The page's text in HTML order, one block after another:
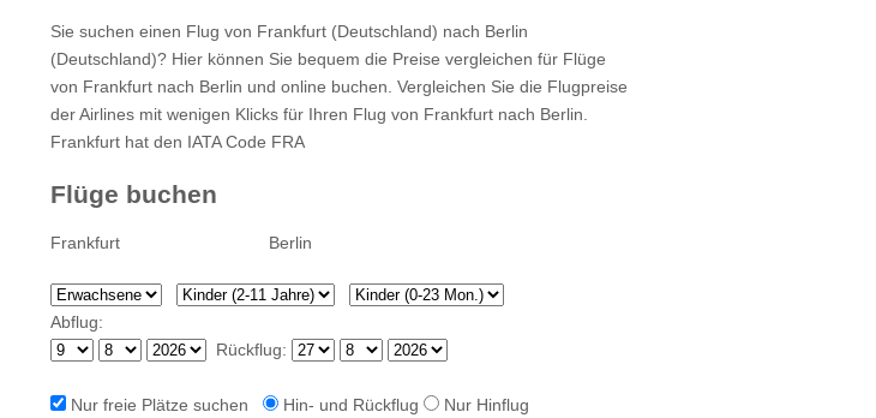
Sie suchen einen Flug von Frankfurt (Deutschland) nach Berlin
(Deutschland)? Hier können Sie bequem die Preise vergleichen für Flüge
von Frankfurt nach Berlin und online buchen. Vergleichen Sie die Flugpreise
der Airlines mit wenigen Klicks für Ihren Flug von Frankfurt nach Berlin.
Frankfurt hat den IATA Code FRA
Flüge buchen
Abflug:
Rückflug:
Nur freie Plätze suchen Hin- und Rückflug Nur Hinflug